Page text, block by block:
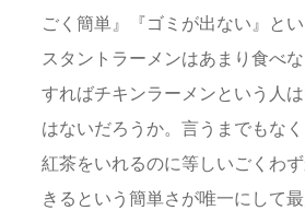
ごく簡単』『ゴミが出ない』と
スタントラーメンはあまり食べ
すればチキンラーメンという人
はないだろうか。言うまでもな
紅茶をいれるのに等しいごくわ
きるという簡単さが唯一にして最